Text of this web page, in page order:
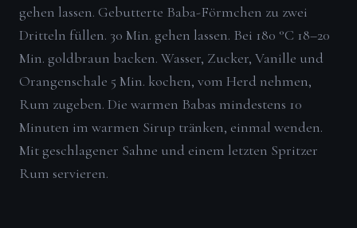
gehen lassen. Gebutterte Baba-Förmchen zu zwei
Dritteln füllen. 30 Min. gehen lassen. Bei 180 °C 18–20
Min. goldbraun backen. Wasser, Zucker, Vanille und
Orangenschale 5 Min. kochen, vom Herd nehmen,
Rum zugeben. Die warmen Babas mindestens 10
Minuten im warmen Sirup tränken, einmal wenden.
Mit geschlagener Sahne und einem letzten Spritzer
Rum servieren.